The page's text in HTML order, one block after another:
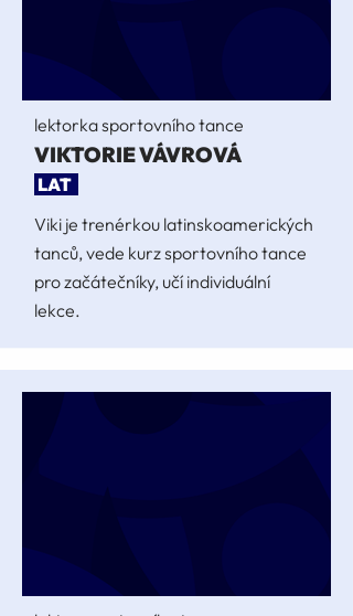
lektorka sportovního tance
VIKTORIE VÁVROVÁ
LAT
Viki je trenérkou latinskoamerických
tanců, vede kurz sportovního tance
pro začátečníky, učí individuální
lekce.